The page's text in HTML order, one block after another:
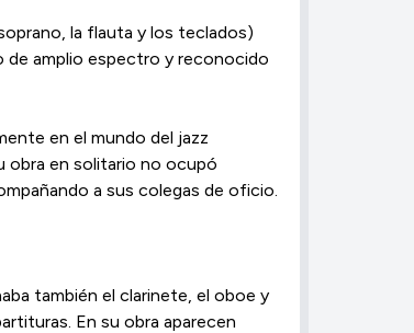
la flauta y los teclados)
de amplio espectro y reconocido
en el mundo del jazz
obra en solitario no ocupó
a sus colegas de oficio.
también el clarinete, el oboe y
En su obra aparecen